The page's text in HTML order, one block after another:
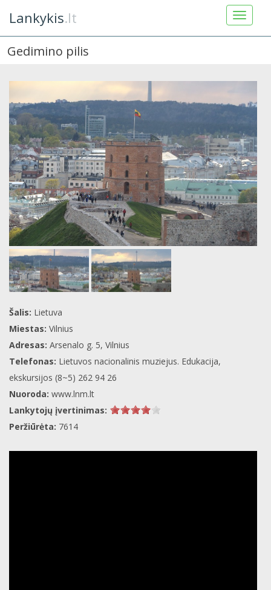
Lankykis.lt
Gedimino pilis
Šalis: Lietuva
Miestas: Vilnius
Adresas: Arsenalo g. 5, Vilnius
Telefonas: Lietuvos nacionalinis muziejus. Edukacija,
ekskursijos (8~5) 262 94 26
Nuoroda: www.lnm.lt
Lankytojų įvertinimas:
Peržiūrėta: 7614